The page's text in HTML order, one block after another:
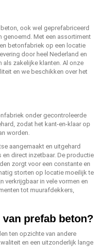
ook wel geprefabriceerd
genoemd. Met een assortiment
betonfabriek op een locatie
door heel Nederland en
als zakelijke klanten. Al onze
en we beschikken over het
onder gecontroleerde
zodat het kant-en-klaar op
worden.
aangemaakt en uitgehard
direct inzetbaar. De productie
zorgt voor een constante en
storten op locatie moeilijk te
verkrijgbaar in vele vormen en
tot muurafdekkers,
prefab beton?
ten opzichte van andere
en een uitzonderlijk lange